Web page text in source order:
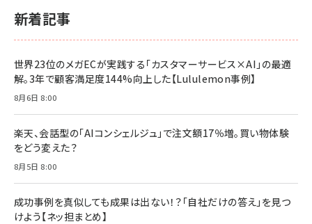
新着記事
世界23位のメガECが実践する「カスタマーサービス×AI」の最適
解。3年で顧客満足度144%向上した【Lululemon事例】
8月6日 8:00
楽天、会話型の「AIコンシェルジュ」で注文額17％増。買い物体験
をどう変えた？
8月5日 8:00
成功事例を真似しても成果は出ない！？「自社だけの答え」を見つ
けよう【ネッ担まとめ】